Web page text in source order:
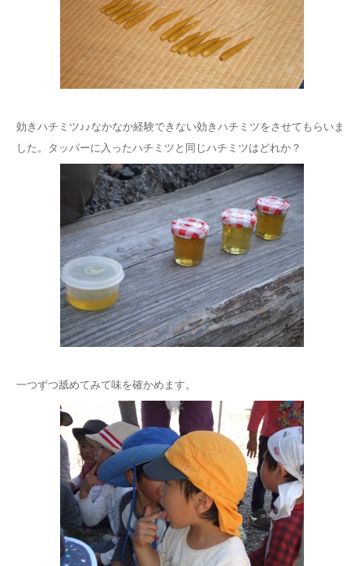
効きハチミツ♪♪なかなか経験できない効きハチミツをさせてもらいま
した。タッパーに入ったハチミツと同じハチミツはどれか？
一つずつ舐めてみて味を確かめます。